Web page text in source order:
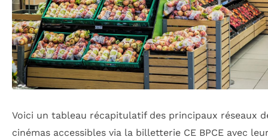
Voici un tableau récapitulatif des principaux réseaux
cinémas accessibles via la billetterie CE BPCE avec